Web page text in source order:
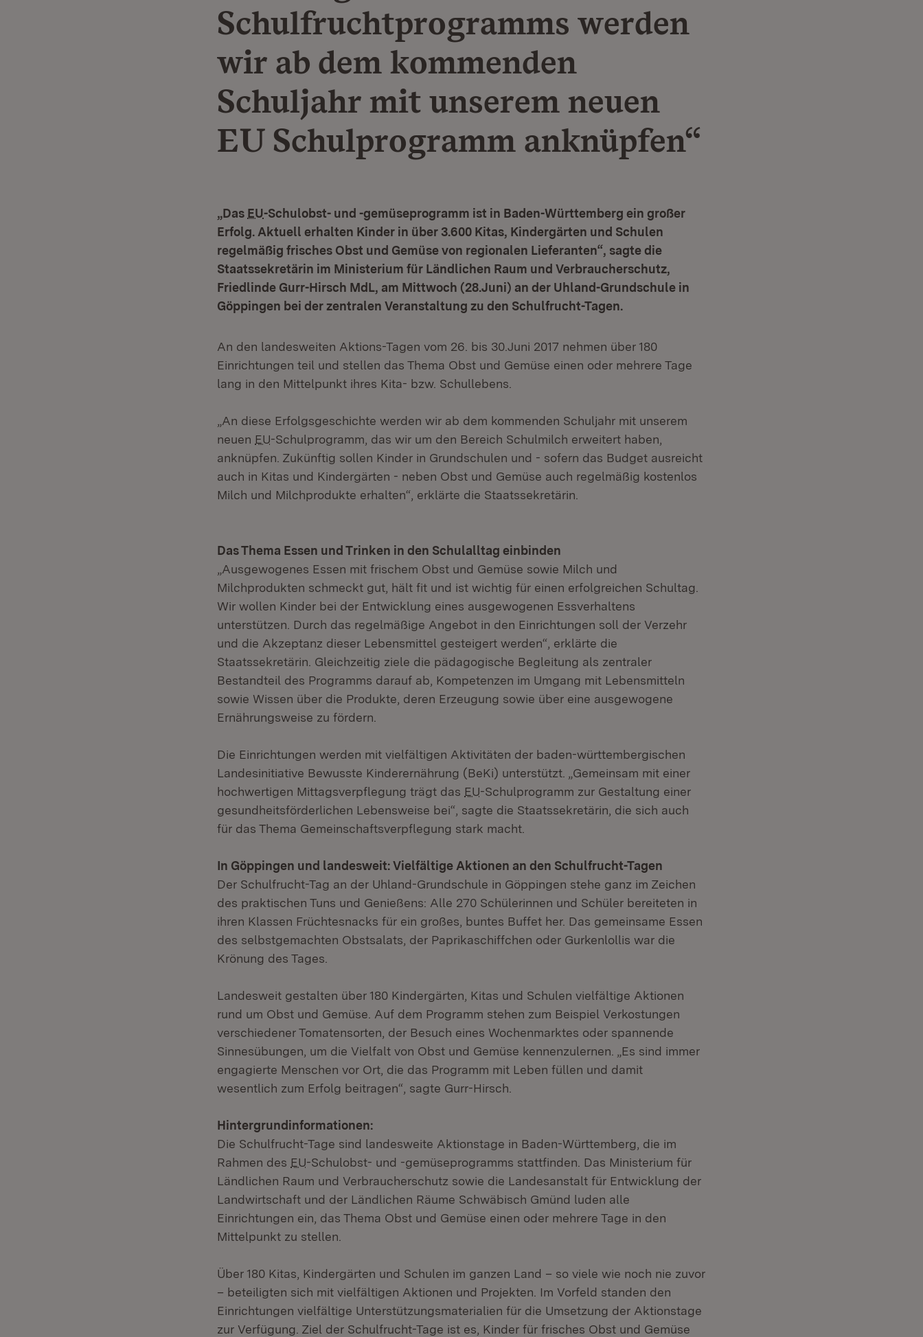
Schulfruchtprogramms werden
wir ab dem kommenden
Schuljahr mit unserem neuen
EU Schulprogramm anknüpfen“
„Das EU-Schulobst- und -gemüseprogramm ist in Baden-Württemberg ein großer
Erfolg. Aktuell erhalten Kinder in über 3.600 Kitas, Kindergärten und Schulen
regelmäßig frisches Obst und Gemüse von regionalen Lieferanten“, sagte die
Staatssekretärin im Ministerium für Ländlichen Raum und Verbraucherschutz,
Friedlinde Gurr-Hirsch MdL, am Mittwoch (28.Juni) an der Uhland-Grundschule in
Göppingen bei der zentralen Veranstaltung zu den Schulfrucht-Tagen.
An den landesweiten Aktions-Tagen vom 26. bis 30.Juni 2017 nehmen über 180
Einrichtungen teil und stellen das Thema Obst und Gemüse einen oder mehrere Tage
lang in den Mittelpunkt ihres Kita- bzw. Schullebens.
„An diese Erfolgsgeschichte werden wir ab dem kommenden Schuljahr mit unserem
neuen EU-Schulprogramm, das wir um den Bereich Schulmilch erweitert haben,
anknüpfen. Zukünftig sollen Kinder in Grundschulen und - sofern das Budget ausreicht
auch in Kitas und Kindergärten - neben Obst und Gemüse auch regelmäßig kostenlos
Milch und Milchprodukte erhalten“, erklärte die Staatssekretärin.
Das Thema Essen und Trinken in den Schulalltag einbinden
„Ausgewogenes Essen mit frischem Obst und Gemüse sowie Milch und
Milchprodukten schmeckt gut, hält fit und ist wichtig für einen erfolgreichen Schultag.
Wir wollen Kinder bei der Entwicklung eines ausgewogenen Essverhaltens
unterstützen. Durch das regelmäßige Angebot in den Einrichtungen soll der Verzehr
und die Akzeptanz dieser Lebensmittel gesteigert werden“, erklärte die
Staatssekretärin. Gleichzeitig ziele die pädagogische Begleitung als zentraler
Bestandteil des Programms darauf ab, Kompetenzen im Umgang mit Lebensmitteln
sowie Wissen über die Produkte, deren Erzeugung sowie über eine ausgewogene
Ernährungsweise zu fördern.
Die Einrichtungen werden mit vielfältigen Aktivitäten der baden-württembergischen
Landesinitiative Bewusste Kinderernährung (BeKi) unterstützt. „Gemeinsam mit einer
hochwertigen Mittagsverpflegung trägt das EU-Schulprogramm zur Gestaltung einer
gesundheitsförderlichen Lebensweise bei“, sagte die Staatssekretärin, die sich auch
für das Thema Gemeinschaftsverpflegung stark macht.
In Göppingen und landesweit: Vielfältige Aktionen an den Schulfrucht-Tagen
Der Schulfrucht-Tag an der Uhland-Grundschule in Göppingen stehe ganz im Zeichen
des praktischen Tuns und Genießens: Alle 270 Schülerinnen und Schüler bereiteten in
ihren Klassen Früchtesnacks für ein großes, buntes Buffet her. Das gemeinsame Essen
des selbstgemachten Obstsalats, der Paprikaschiffchen oder Gurkenlollis war die
Krönung des Tages.
Landesweit gestalten über 180 Kindergärten, Kitas und Schulen vielfältige Aktionen
rund um Obst und Gemüse. Auf dem Programm stehen zum Beispiel Verkostungen
verschiedener Tomatensorten, der Besuch eines Wochenmarktes oder spannende
Sinnesübungen, um die Vielfalt von Obst und Gemüse kennenzulernen. „Es sind immer
engagierte Menschen vor Ort, die das Programm mit Leben füllen und damit
wesentlich zum Erfolg beitragen“, sagte Gurr-Hirsch.
Hintergrundinformationen:
Die Schulfrucht-Tage sind landesweite Aktionstage in Baden-Württemberg, die im
Rahmen des EU-Schulobst- und -gemüseprogramms stattfinden. Das Ministerium für
Ländlichen Raum und Verbraucherschutz sowie die Landesanstalt für Entwicklung der
Landwirtschaft und der Ländlichen Räume Schwäbisch Gmünd luden alle
Einrichtungen ein, das Thema Obst und Gemüse einen oder mehrere Tage in den
Mittelpunkt zu stellen.
Über 180 Kitas, Kindergärten und Schulen im ganzen Land – so viele wie noch nie zuvor
– beteiligten sich mit vielfältigen Aktionen und Projekten. Im Vorfeld standen den
Einrichtungen vielfältige Unterstützungsmaterialien für die Umsetzung der Aktionstage
zur Verfügung. Ziel der Schulfrucht-Tage ist es, Kinder für frisches Obst und Gemüse